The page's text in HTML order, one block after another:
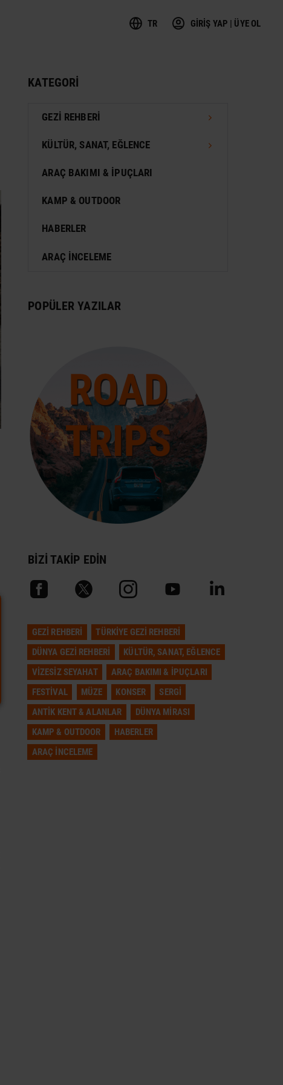
TR GİRİŞ YAP | ÜYE OL
KATEGORI
GEZI REHBERI
TÜRKIYE GEZI REHBERI
DÜNYA GEZI REHBERI
KÜLTÜR, SANAT, EĞLENCE
FESTIVAL
ANTIK KENT & ALANLAR
ARAÇ BAKIMI & İPUÇLARI
KAMP & OUTDOOR
HABERLER
ARAÇ İNCELEME
POPÜLER YAZILAR
BİZİ TAKİP EDİN
GEZI REHBERI
TÜRKIYE GEZI REHBERI
DÜNYA GEZI REHBERI
KÜLTÜR, SANAT, EĞLENCE
VIZESIZ SEYAHAT
ARAÇ BAKIMI & İPUÇLARI
FESTIVAL
MÜZE KONSER
SERGI
ANTIK KENT & ALANLAR
DÜNYA MIRASI
KAMP & OUTDOOR
HABERLER
ARAÇ İNCELEME